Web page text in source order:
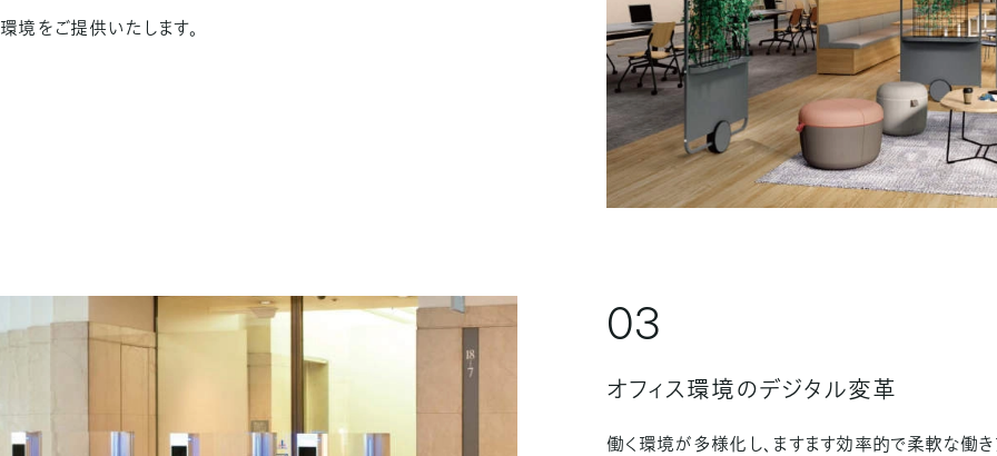
環境をご提供いたします。
03
オフィス環境のデジタル変革
働く環境が多様化し、ますます効率的で柔軟な働